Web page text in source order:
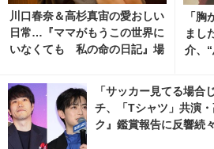
川口春奈＆高杉真宙の愛おしい
日常…『ママがもうこの世界に
いなくても 私の命の日記』場
「
まし
介、
戦』
「サッカー見てる場合
チ、「Tシャツ」共演
ク』鑑賞報告に反響続々